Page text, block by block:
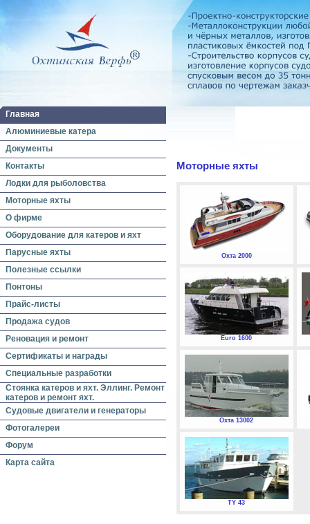
Главная
Алюминиевые катера
Документы
Контакты
Лодки для рыболовства
Моторные яхты
О фирме
Оборудование для катеров и яхт
Парусные яхты
Полезные ссылки
Понтоны
Прайс-листы
Продажа судов
Реновация и ремонт
Сертификаты и награды
Специальные разработки
Стоянка катеров и яхт. Эллинг. Ремонт
катеров и ремонт яхт.
Судовые двигатели и генераторы
Фотогалереи
Форум
Карта сайта
Моторные яхты
Охта 2000
Euro 1600
Охта 13002
TY 43